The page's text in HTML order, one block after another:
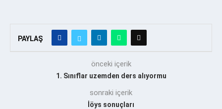
PAYLAŞ
önceki içerik
1. Sınıflar uzemden ders alıyormu
sonraki içerik
İöys sonuçları